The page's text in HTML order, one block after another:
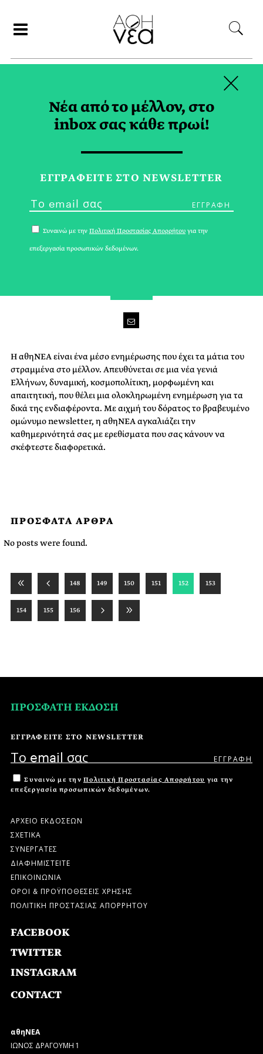
ΑΘΗΝΕΑ
Η αθηΝΕΑ είναι ένα μέσο ενημέρωσης που έχει τα μάτια του
στραμμένα στο μέλλον. Απευθύνεται σε μια νέα γενιά
Ελλήνων, δυναμική, κοσμοπολίτικη, μορφωμένη και
απαιτητική, που θέλει μια ολοκληρωμένη ενημέρωση για τα
δικά της ενδιαφέροντα. Με αιχμή του δόρατος το βραβευμένο
ομώνυμο newsletter, η αθηΝΕΑ αγκαλιάζει την
καθημερινότητά σας με ερεθίσματα που σας κάνουν να
σκέφτεστε διαφορετικά.
ΠΡΟΣΦΑΤΑ ΑΡΘΡΑ
No posts were found.
148 149 150 151 152 153
154 155 156
ΠΡΟΣΦΑΤΗ ΕΚΔΟΣΗ
ΕΓΓΡΑΦΕΙΤΕ ΣΤΟ NEWSLETTER
Συναινώ με την Πολιτική Προστασίας Απορρήτου για την
επεξεργασία προσωπικών δεδομένων.
ΑΡΧΕΙΟ ΕΚΔΟΣΕΩΝ
ΣΧΕΤΙΚΑ
ΣΥΝΕΡΓΑΤΕΣ
ΔΙΑΦΗΜΙΣΤΕΙΤΕ
ΕΠΙΚΟΙΝΩΝΙΑ
ΟΡΟΙ & ΠΡΟΫΠΟΘΕΣΕΙΣ ΧΡΗΣΗΣ
ΠΟΛΙΤΙΚΗ ΠΡΟΣΤΑΣΙΑΣ ΑΠΟΡΡΗΤΟΥ
FACEBOOK
TWITTER
INSTAGRAM
CONTACT
αθηΝΕΑ
ΙΩΝΟΣ ΔΡΑΓΟΥΜΗ 1
Νέα από το μέλλον, στο
inbox σας κάθε πρωί!
ΕΓΓPΑΦΕΙΤΕ ΣΤΟ NEWSLETTER
Συναινώ με την Πολιτική Προστασίας Απορρήτου για την
επεξεργασία προσωπικών δεδομένων.
×